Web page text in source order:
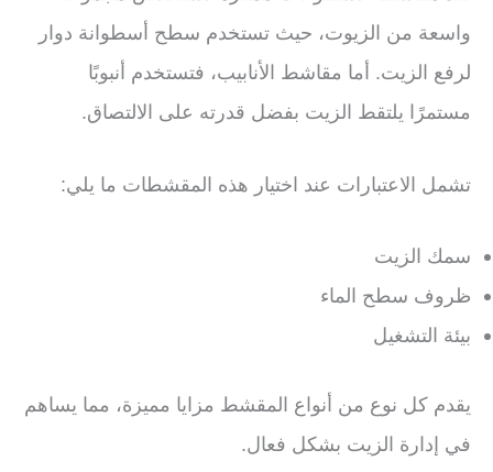
واسعة من الزيوت، حيث تستخدم سطح أسطوانة دوار
لرفع الزيت. أما مقاشط الأنابيب، فتستخدم أنبوبًا
مستمرًا يلتقط الزيت بفضل قدرته على الالتصاق.
تشمل الاعتبارات عند اختيار هذه المقشطات ما يلي:
سمك الزيت
ظروف سطح الماء
بيئة التشغيل
يقدم كل نوع من أنواع المقشط مزايا مميزة، مما يساهم
في إدارة الزيت بشكل فعال.